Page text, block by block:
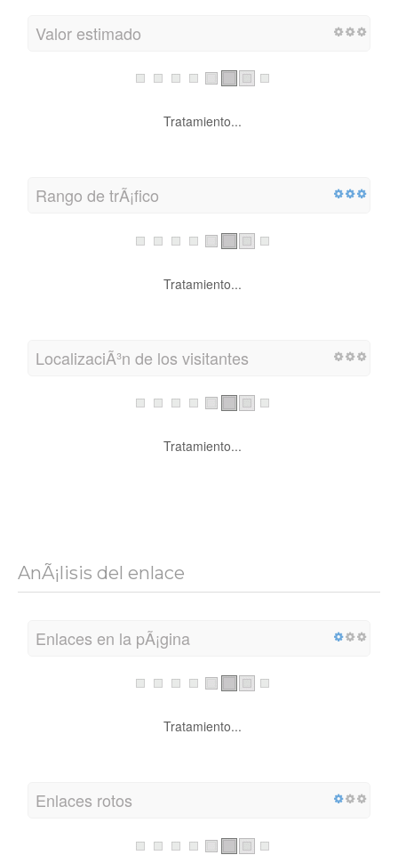
Valor estimado
Tratamiento...
Rango de trÃ¡fico
Tratamiento...
LocalizaciÃ³n de los visitantes
Tratamiento...
AnÃ¡lisis del enlace
Enlaces en la pÃ¡gina
Tratamiento...
Enlaces rotos